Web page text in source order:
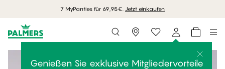
7 MyPanties für 69,95€. Jetzt einkaufen
Storefinder
Genießen Sie exklusive Mitgliedervorteile